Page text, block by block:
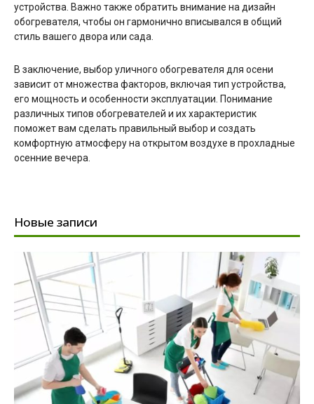
устройства. Важно также обратить внимание на дизайн
обогревателя, чтобы он гармонично вписывался в общий
стиль вашего двора или сада.
В заключение, выбор уличного обогревателя для осени
зависит от множества факторов, включая тип устройства,
его мощность и особенности эксплуатации. Понимание
различных типов обогревателей и их характеристик
поможет вам сделать правильный выбор и создать
комфортную атмосферу на открытом воздухе в прохладные
осенние вечера.
Новые записи